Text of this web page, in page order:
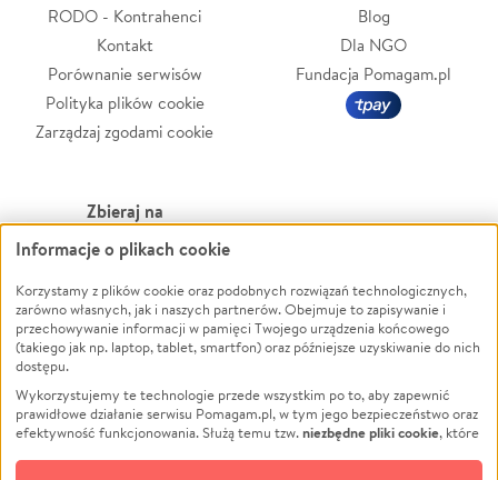
RODO - Kontrahenci
Kontakt
Porównanie serwisów
Polityka plików cookie
Zarządzaj zgodami cookie
Blog
Dla NGO
Fundacja Pomagam.pl
Zbieraj na
Leczenie
Zwierzęta
Pożar
Ukraina
Pomoc Finansowa
Projekty
Pogrzeb
Powódź
Wichura
NGO
Edukacja
Podróż
Impreza
Informacje o plikach cookie
Korzystamy z plików cookie oraz podobnych rozwiązań technologicznych,
zarówno własnych, jak i naszych partnerów. Obejmuje to zapisywanie i
przechowywanie informacji w pamięci Twojego urządzenia końcowego
(takiego jak np. laptop, tablet, smartfon) oraz późniejsze uzyskiwanie do nich
dostępu.
Wykorzystujemy te technologie przede wszystkim po to, aby zapewnić
prawidłowe działanie serwisu Pomagam.pl, w tym jego bezpieczeństwo oraz
efektywność funkcjonowania. Służą temu tzw.niezbędne pliki cookie, które